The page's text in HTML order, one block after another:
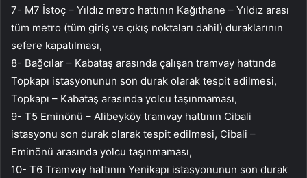
7- M7 İstoç – Yıldız metro hattının Kağıthane – Yıldız arası
tüm metro (tüm giriş ve çıkış noktaları dahil) duraklarının
sefere kapatılması,
8- Bağcılar – Kabataş arasında çalışan tramvay hattında
Topkapı istasyonunun son durak olarak tespit edilmesi,
Topkapı – Kabataş arasında yolcu taşınmaması,
9- T5 Eminönü – Alibeyköy tramvay hattının Cibali
istasyonu son durak olarak tespit edilmesi, Cibali –
Eminönü arasında yolcu taşınmaması,
10- T6 Tramvay hattının Yenikapı istasyonunun son durak